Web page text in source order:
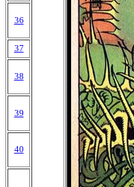
36
37
38
39
40